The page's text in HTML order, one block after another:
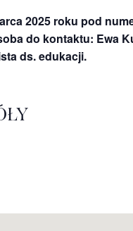
2025 roku pod
do kontaktu: Ewa
ds. edukacji.